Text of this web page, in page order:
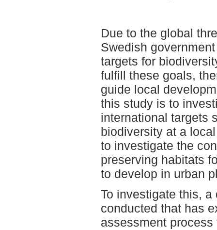
Due to the global
Swedish
targets for
fulfill these goals,
guide local
this study is to
international targets
biodiversity at a
to investigate the
preserving habitats
to develop in urban
To investigate this,
conducted that has
assessment